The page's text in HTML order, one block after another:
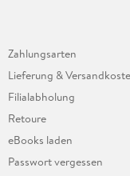
Zahlungsarten
Lieferung &
Filialabholung
Retoure
eBooks laden
Passwort vergessen